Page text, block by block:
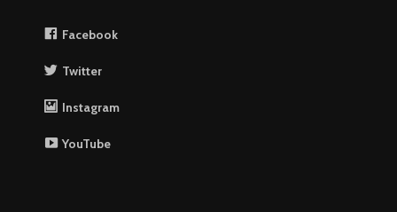
Facebook
Twitter
Instagram
YouTube